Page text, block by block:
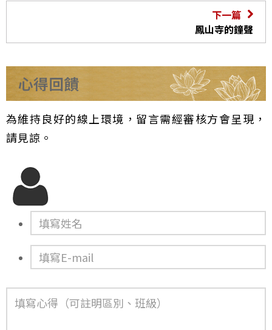
下一篇
鳳山寺的鐘聲
心得回饋
為維持良好的線上環境，留言需經審核方會呈現，
請見諒。